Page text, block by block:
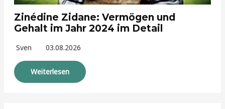
Zinédine Zidane: Vermögen und
Gehalt im Jahr 2024 im Detail
Sven 03.08.2026
Weiterlesen